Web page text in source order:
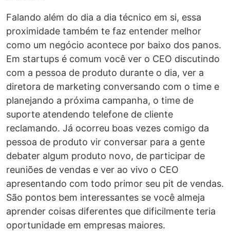
Falando além do dia a dia técnico em si, essa
proximidade também te faz entender melhor
como um negócio acontece por baixo dos panos.
Em startups é comum você ver o CEO discutindo
com a pessoa de produto durante o dia, ver a
diretora de marketing conversando com o time e
planejando a próxima campanha, o time de
suporte atendendo telefone de cliente
reclamando. Já ocorreu boas vezes comigo da
pessoa de produto vir conversar para a gente
debater algum produto novo, de participar de
reuniões de vendas e ver ao vivo o CEO
apresentando com todo primor seu pit de vendas.
São pontos bem interessantes se você almeja
aprender coisas diferentes que dificilmente teria
oportunidade em empresas maiores.